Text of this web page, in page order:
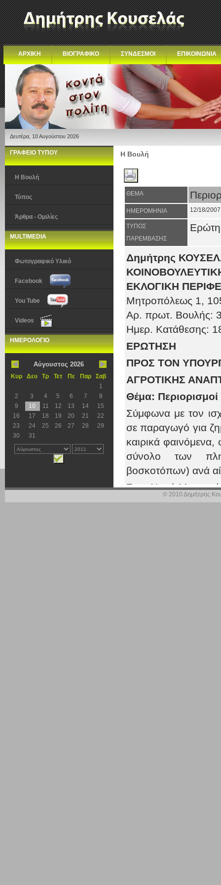
ΑΡΧΙΚΗ ΒΙΟΓΡΑΦΙΚΟ ΣΥΝΔΕΣΜΟΙ ΕΠΙΚΟΙΝΩΝΙΑ
Δευτέρα, 10 Αυγούστου 2026
ΓΡΑΦΕΙΟ ΤΥΠΟΥ
Η Βουλή
Τύπος
Άρθρα - Ομιλίες
MULTIMEDIA
Φωτογραφικό Υλικό
Facebook
You Tube
Videos
ΗΜΕΡΟΛΟΓΙΟ
Αύγουστος 2026
Κυρ Δευ Τρ Τετ Πε Παρ
Σαβ
1
2
3 4 5 6 7
8
9
10 11 12 13 14
15
16
17 18 19 20 21
22
23
24 25 26 27 28
29
30
31
Η Βουλή
ΘΕΜΑ
ΗΜΕΡΟΜΗΝΙΑ 12/18/2007
ΤΥΠΟΣ
ΠΑΡΕΜΒΑΣΗΣ
Δημήτρης
ΕΚΛΟΓΙΚΗ
Μητροπόλεως 1,
Αρ. πρωτ. Βουλής:
Ημερ. Κατάθεσης:
ΕΡΩΤΗΣΗ
ΠΡΟΣ ΤOΝ
ΑΓΡΟΤΙΚΗΣ
Θέμα:
Σύμφωνα με τον
σε παραγωγό για
καιρικά
σύνολο των
βοσκοτόπων) ανά
Στον Νομό
αποζημίωσης από
© 2010 Δημήτρης